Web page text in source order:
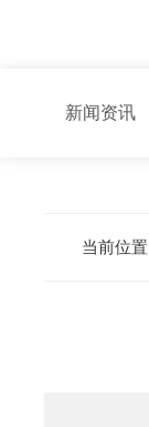
新闻资讯
当前位